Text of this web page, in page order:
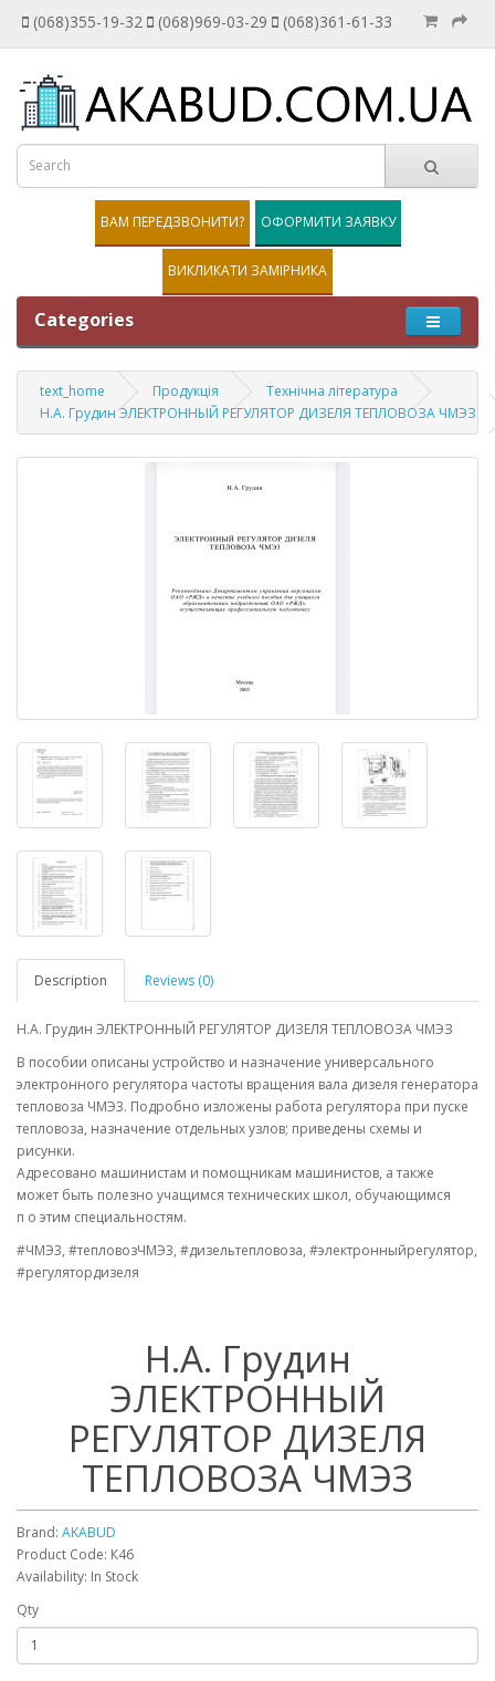
(068)355-19-32 (068)969-03-29 (068)361-61-33
ВАМ ПЕРЕДЗВОНИТИ? ОФОРМИТИ ЗАЯВКУ
ВИКЛИКАТИ ЗАМІРНИКА
Categories
text_home Продукція
Технічна література
H.A. Грудин ЭЛЕКТРОННЫЙ РЕГУЛЯТОР ДИЗЕЛЯ ТЕПЛОВОЗА ЧМЭЗ
Description Reviews (0)
H.A. Грудин ЭЛЕКТРОННЫЙ РЕГУЛЯТОР ДИЗЕЛЯ ТЕПЛОВОЗА ЧМЭЗ
В пособии описаны устройство и назначение универсального
электронного регулятора частоты вращения вала дизеля генератора
тепловоза ЧМЭ3. Подробно изложены работа регулятора при пуске
тепловоза, назначение отдельных узлов; приведены схемы и
рисунки.
Адресовано машинистам и помощникам машинистов, а также
может быть полезно учащимся технических школ, обучающимся
п о этим специальностям.
#ЧМЭ3, #тепловозЧМЭ3, #дизельтепловоза, #электронныйрегулятор,
#регулятордизеля
H.A. Грудин
ЭЛЕКТРОННЫЙ
РЕГУЛЯТОР ДИЗЕЛЯ
ТЕПЛОВОЗА ЧМЭЗ
Brand: AKABUD
Product Code: К46
Availability: In Stock
Qty